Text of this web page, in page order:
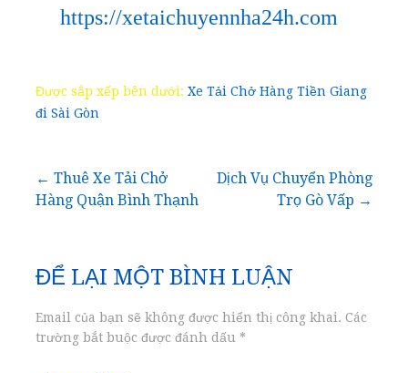
https://xetaichuyennha24h.com
Được sắp xếp bên dưới: Xe Tải Chở Hàng Tiền Giang
đi Sài Gòn
Điều
bài
viết
← Thuê Xe Tải Chở
Hàng Quận Bình Thạnh
Dịch Vụ Chuyển Phòng
Trọ Gò Vấp →
ĐỂ LẠI MỘT BÌNH LUẬN
Email của bạn sẽ không được hiển thị công khai. Các
trường bắt buộc được đánh dấu *